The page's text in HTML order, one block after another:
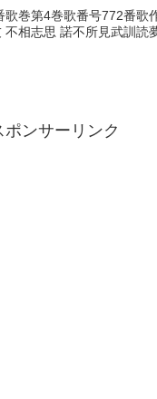
巻第4巻歌番号772番歌
相志思 諾不所見武訓読
ポンサーリンク